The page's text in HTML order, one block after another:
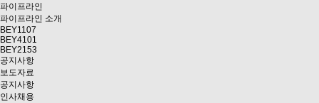
파이프라인
파이프라인 소개
BEY1107
BEY4101
BEY2153
공지사항
보도자료
공지사항
인사채용